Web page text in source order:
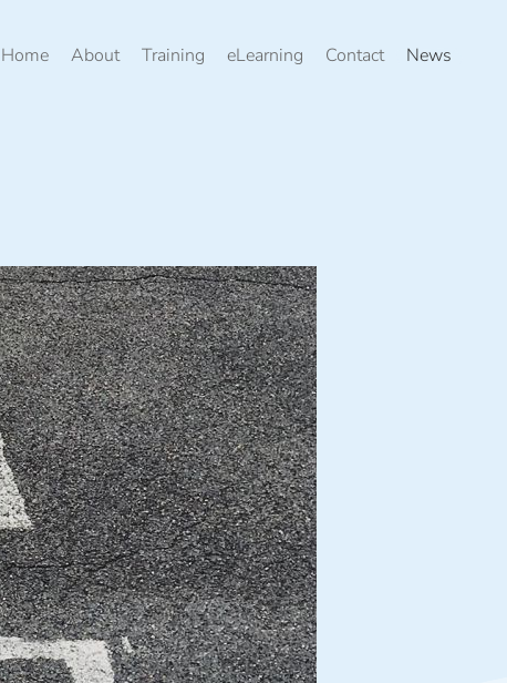
Home About Training eLearning Contact News